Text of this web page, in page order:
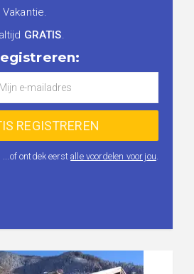
GRATIS.
...of ontdek eerstalle voordelen voor jou.